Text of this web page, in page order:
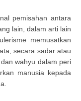
pemisahan antara
lain, dalam arti lain
memusatkan
secara sadar atau
wahyu dalam peri
manusia kepada